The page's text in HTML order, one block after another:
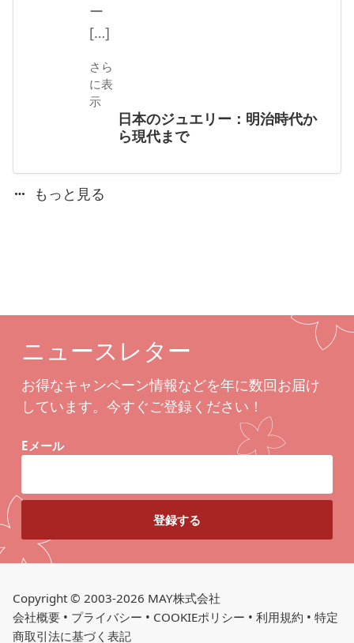
日本のジュエリー：明治時代か
ら現代まで
ー
[…]
さら
に表
示
もっと見る
ニュースレター
お得なキャンペーン情報などを年に数回お届け
しています。今すぐご登録ください！
Eメール
Copyright © 2003-2026 MAY株式会社
会社概要 • プライバシー • COOKIEポリシー • 利用規約 • 特定
商取引法に基づく表記